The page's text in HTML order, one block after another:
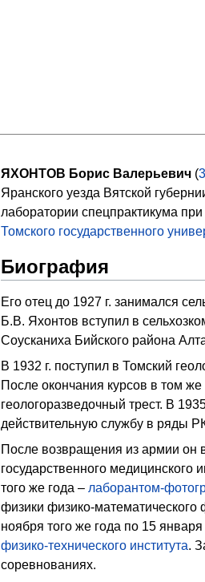
ЯХОНТОВ Борис Валерьевич(
Яранского уезда Вятской
лаборатории спецпрактикума
Томского государственного
Биография
Его отец до 1927 г. занимался
Б.В. Яхонтов вступил в
Соусканиха Бийского района
В 1932 г. поступил в Томский
После окончания курсов в том
геологоразведочный трест. В
действительную службу в ряды
После возвращения из армии он
государственного медицинского
того же года – лаборантом-
физики физико-математического
ноября того же года по 15
физико-технического института.
соревнованиях.